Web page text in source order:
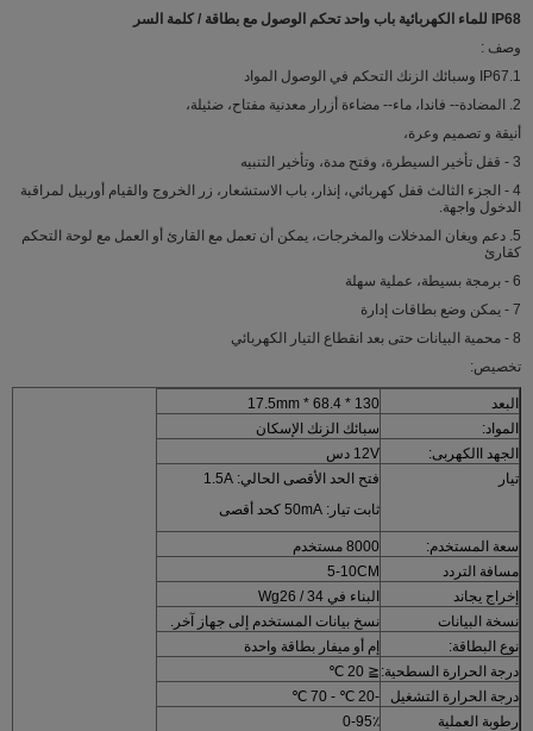
IP68 للماء الكهربائية باب واحد تحكم الوصول مع بطاقة / كلمة السر
وصف :
1.IP67 وسبائك الزنك التحكم في الوصول المواد
2. المضادة-- فاندا، ماء-- مضاءة أزرار معدنية مفتاح، ضئيلة،
أنيقة و تصميم وعرة،
3 - قفل تأخير السيطرة، وفتح مدة، وتأخير التنبيه
4 - الجزء الثالث قفل كهربائي، إنذار، باب الاستشعار، زر الخروج والقيام أوربيل لمراقبة
الدخول واجهة.
5. دعم ويغان المدخلات والمخرجات، يمكن أن تعمل مع القارئ أو العمل مع لوحة التحكم
كقارئ
6 - برمجة بسيطة، عملية سهلة
7 - يمكن وضع بطاقات إدارة
8 - محمية البيانات حتى بعد انقطاع التيار الكهربائي
تخصيص:
البعد
130 * 68.4 * 17.5mm
المواد:
سبائك الزنك الإسكان
الجهد االكهربى:
12V دس
تيار
فتح الحد الأقصى الحالي: 1.5A
ثابت تيار: 50mA كحد أقصى
سعة المستخدم:
8000 مستخدم
مسافة التردد
5-10CM
إخراج يجاند
البناء في Wg26 / 34
نسخة البيانات
نسخ بيانات المستخدم إلى جهاز آخر.
نوع البطاقة:
إم أو ميفار بطاقة واحدة
درجة الحرارة السطحية: ≦ 20 ℃
درجة الحرارة التشغيل
-20 ℃ - 70 ℃
رطوبة العملية
0-95٪